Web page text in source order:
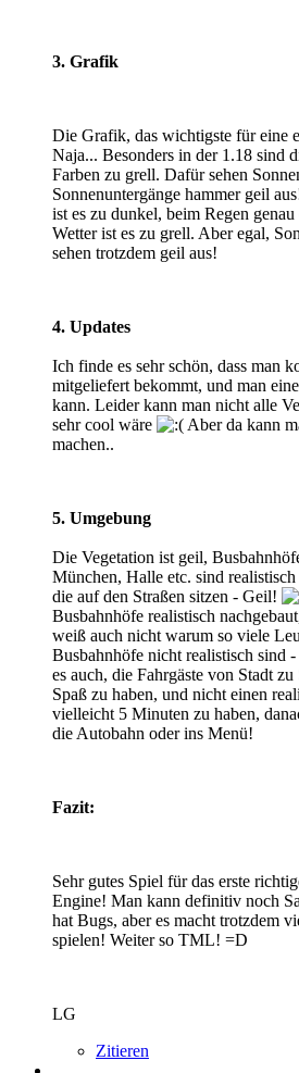
3. Grafik
Die Grafik, das wichtigste für eine
Naja... Besonders in der 1.18 sind
Farben zu grell. Dafür sehen
Sonnenuntergänge hammer geil
ist es zu dunkel, beim Regen
Wetter ist es zu grell. Aber egal,
sehen trotzdem geil aus!
4. Updates
Ich finde es sehr schön, dass man
mitgeliefert bekommt, und man
kann. Leider kann man nicht alle
sehr cool wäre
Aber da kann
machen..
5. Umgebung
Die Vegetation ist geil,
München, Halle etc. sind
die auf den Straßen sitzen - Geil!
Busbahnhöfe realistisch
weiß auch nicht warum so viele
Busbahnhöfe nicht realistisch sind
es auch, die Fahrgäste von Stadt
Spaß zu haben, und nicht einen
vielleicht 5 Minuten zu haben,
die Autobahn oder ins Menü!
Fazit:
Sehr gutes Spiel für das erste
Engine! Man kann definitiv noch
hat Bugs, aber es macht trotzdem
spielen! Weiter so TML! =D
LG
Zitieren